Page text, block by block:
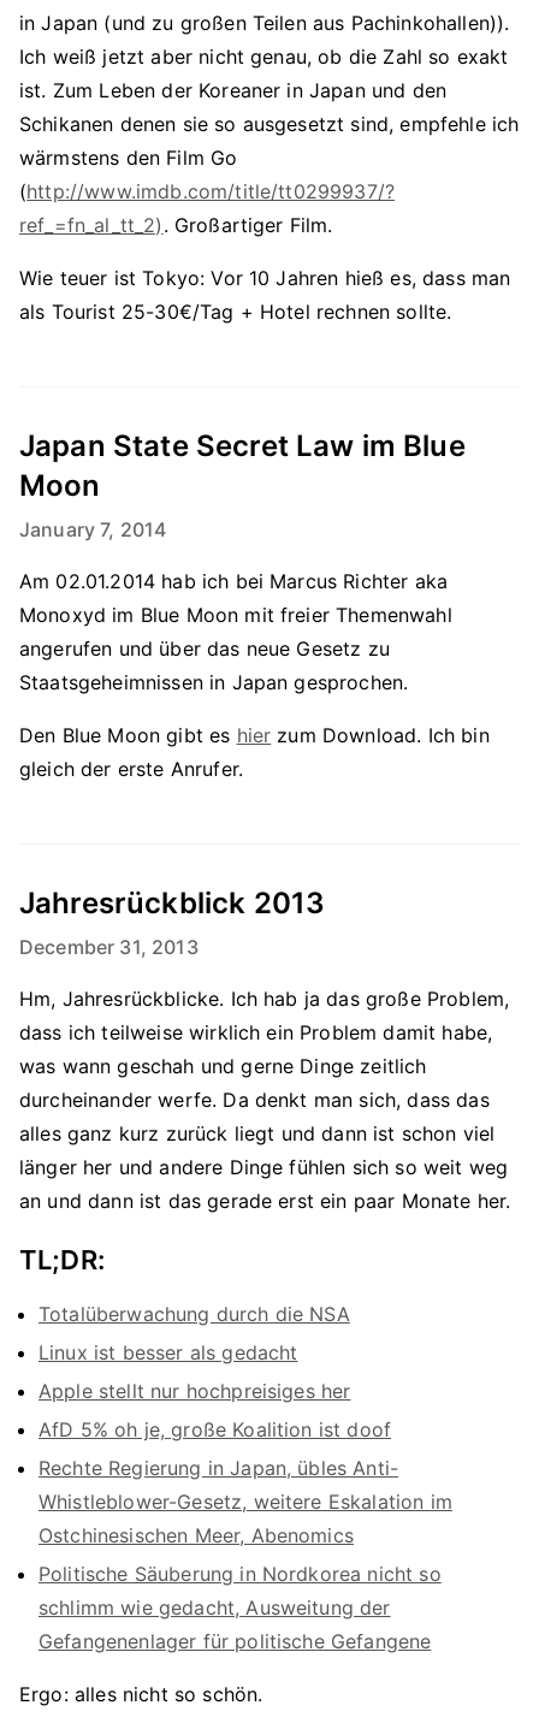
in Japan (und zu großen Teilen aus Pachinkohallen)).
Ich weiß jetzt aber nicht genau, ob die Zahl so exakt
ist. Zum Leben der Koreaner in Japan und den
Schikanen denen sie so ausgesetzt sind, empfehle ich
wärmstens den Film Go
(http://www.imdb.com/title/tt0299937/?
ref_=fn_al_tt_2) . Großartiger Film.
Wie teuer ist Tokyo: Vor 10 Jahren hieß es, dass man
als Tourist 25-30€/Tag + Hotel rechnen sollte.
Japan State Secret Law im Blue
Moon
January 7, 2014
Am 02.01.2014 hab ich bei Marcus Richter aka
Monoxyd im Blue Moon mit freier Themenwahl
angerufen und über das neue Gesetz zu
Staatsgeheimnissen in Japan gesprochen.
Den Blue Moon gibt es hier zum Download. Ich bin
gleich der erste Anrufer.
Jahresrückblick 2013
December 31, 2013
Hm, Jahresrückblicke. Ich hab ja das große Problem,
dass ich teilweise wirklich ein Problem damit habe,
was wann geschah und gerne Dinge zeitlich
durcheinander werfe. Da denkt man sich, dass das
alles ganz kurz zurück liegt und dann ist schon viel
länger her und andere Dinge fühlen sich so weit weg
an und dann ist das gerade erst ein paar Monate her.
TL;DR:
Totalüberwachung durch die NSA
Linux ist besser als gedacht
Apple stellt nur hochpreisiges her
AfD 5% oh je, große Koalition ist doof
Rechte Regierung in Japan, übles Anti-
Whistleblower-Gesetz, weitere Eskalation im
Ostchinesischen Meer, Abenomics
Politische Säuberung in Nordkorea nicht so
schlimm wie gedacht, Ausweitung der
Gefangenenlager für politische Gefangene
Ergo: alles nicht so schön.